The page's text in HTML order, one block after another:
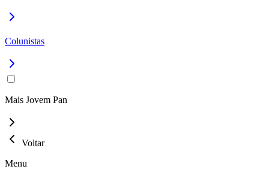
Colunistas
Mais Jovem Pan
Voltar
Menu